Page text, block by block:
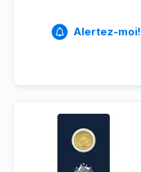
Alertez-moi!